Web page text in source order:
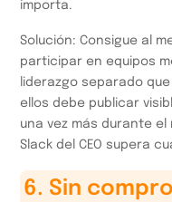
importa.
Solución: Consigue al
participar en equipos
liderazgo separado
ellos debe publicar
una vez más durante
Slack del CEO supera
6. Sin